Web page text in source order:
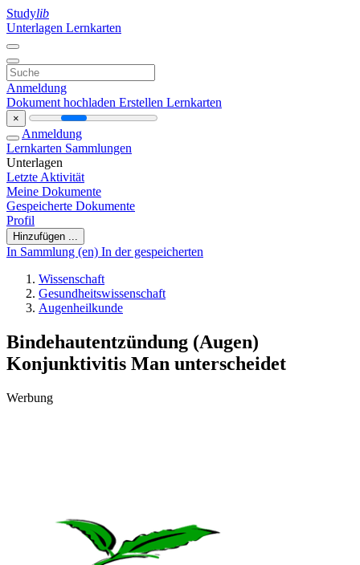
Studylib
Unterlagen Lernkarten
Anmeldung
Dokument hochladen Erstellen Lernkarten
×
Anmeldung
Lernkarten Sammlungen
Unterlagen
Letzte Aktivität
Meine Dokumente
Gespeicherte Dokumente
Profil
Hinzufügen ...
In Sammlung (en) In der gespeicherten
Wissenschaft
Gesundheitswissenschaft
Augenheilkunde
Bindehautentzündung (Augen)
Konjunktivitis Man unterscheidet
Werbung